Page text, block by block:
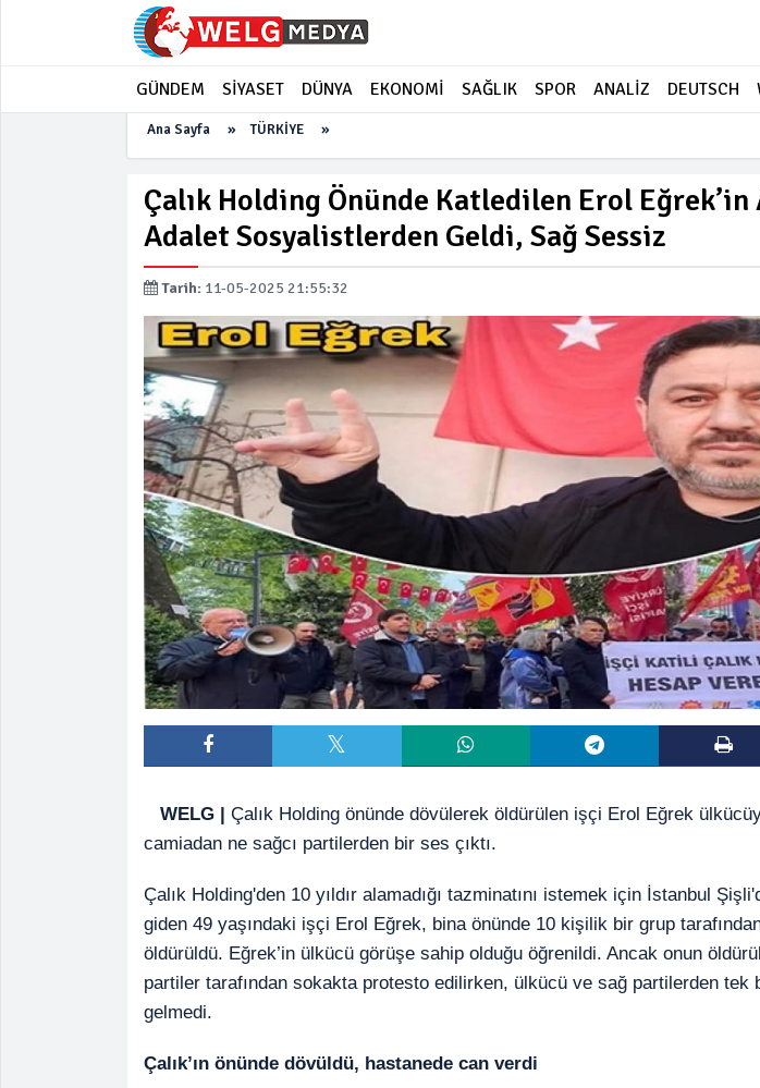
GÜNDEM SİYASET DÜNYA EKONOMİ SAĞLIK SPOR ANALİZ DEUTSCH
Ana Sayfa » TÜRKİYE »
Çalık Holding Önünde Katledilen Erol Eğrek’in
Adalet Sosyalistlerden Geldi, Sağ Sessiz
Tarih: 11-05-2025 21:55:32
WELG | Çalık Holding önünde dövülerek öldürülen işçi Erol Eğrek
camiadan ne sağcı partilerden bir ses çıktı.
Çalık Holding'den 10 yıldır alamadığı tazminatını istemek için İstanbul
giden 49 yaşındaki işçi Erol Eğrek, bina önünde 10 kişilik bir grup
öldürüldü. Eğrek’in ülkücü görüşe sahip olduğu öğrenildi. Ancak onun
partiler tarafından sokakta protesto edilirken, ülkücü ve sağ partilerden tek
gelmedi.
Çalık’ın önünde dövüldü, hastanede can verdi